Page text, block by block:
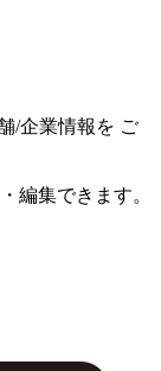
/企業情報を ご
編集できます。